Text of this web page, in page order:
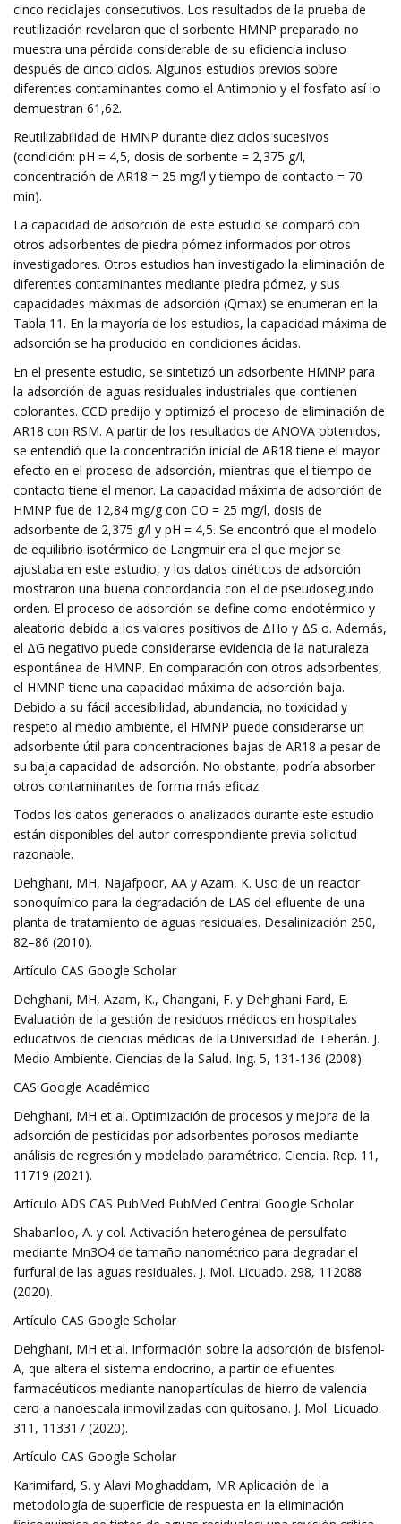
cinco reciclajes consecutivos. Los resultados de la prueba de
reutilización revelaron que el sorbente HMNP preparado no
muestra una pérdida considerable de su eficiencia incluso
después de cinco ciclos. Algunos estudios previos sobre
diferentes contaminantes como el Antimonio y el fosfato así lo
demuestran 61,62.
Reutilizabilidad de HMNP durante diez ciclos sucesivos
(condición: pH = 4,5, dosis de sorbente = 2,375 g/l,
concentración de AR18 = 25 mg/l y tiempo de contacto = 70
min).
La capacidad de adsorción de este estudio se comparó con
otros adsorbentes de piedra pómez informados por otros
investigadores. Otros estudios han investigado la eliminación de
diferentes contaminantes mediante piedra pómez, y sus
capacidades máximas de adsorción (Qmax) se enumeran en la
Tabla 11. En la mayoría de los estudios, la capacidad máxima de
adsorción se ha producido en condiciones ácidas.
En el presente estudio, se sintetizó un adsorbente HMNP para
la adsorción de aguas residuales industriales que contienen
colorantes. CCD predijo y optimizó el proceso de eliminación de
AR18 con RSM. A partir de los resultados de ANOVA obtenidos,
se entendió que la concentración inicial de AR18 tiene el mayor
efecto en el proceso de adsorción, mientras que el tiempo de
contacto tiene el menor. La capacidad máxima de adsorción de
HMNP fue de 12,84 mg/g con CO = 25 mg/l, dosis de
adsorbente de 2,375 g/l y pH = 4,5. Se encontró que el modelo
de equilibrio isotérmico de Langmuir era el que mejor se
ajustaba en este estudio, y los datos cinéticos de adsorción
mostraron una buena concordancia con el de pseudosegundo
orden. El proceso de adsorción se define como endotérmico y
aleatorio debido a los valores positivos de ΔHo y ΔS o. Además,
el ΔG negativo puede considerarse evidencia de la naturaleza
espontánea de HMNP. En comparación con otros adsorbentes,
el HMNP tiene una capacidad máxima de adsorción baja.
Debido a su fácil accesibilidad, abundancia, no toxicidad y
respeto al medio ambiente, el HMNP puede considerarse un
adsorbente útil para concentraciones bajas de AR18 a pesar de
su baja capacidad de adsorción. No obstante, podría absorber
otros contaminantes de forma más eficaz.
Todos los datos generados o analizados durante este estudio
están disponibles del autor correspondiente previa solicitud
razonable.
Dehghani, MH, Najafpoor, AA y Azam, K. Uso de un reactor
sonoquímico para la degradación de LAS del efluente de una
planta de tratamiento de aguas residuales. Desalinización 250,
82–86 (2010).
Artículo CAS Google Scholar
Dehghani, MH, Azam, K., Changani, F. y Dehghani Fard, E.
Evaluación de la gestión de residuos médicos en hospitales
educativos de ciencias médicas de la Universidad de Teherán. J.
Medio Ambiente. Ciencias de la Salud. Ing. 5, 131-136 (2008).
CAS Google Académico
Dehghani, MH et al. Optimización de procesos y mejora de la
adsorción de pesticidas por adsorbentes porosos mediante
análisis de regresión y modelado paramétrico. Ciencia. Rep. 11,
11719 (2021).
Artículo ADS CAS PubMed PubMed Central Google Scholar
Shabanloo, A. y col. Activación heterogénea de persulfato
mediante Mn3O4 de tamaño nanométrico para degradar el
furfural de las aguas residuales. J. Mol. Licuado. 298, 112088
(2020).
Artículo CAS Google Scholar
Dehghani, MH et al. Información sobre la adsorción de bisfenol-
A, que altera el sistema endocrino, a partir de efluentes
farmacéuticos mediante nanopartículas de hierro de valencia
cero a nanoescala inmovilizadas con quitosano. J. Mol. Licuado.
311, 113317 (2020).
Artículo CAS Google Scholar
Karimifard, S. y Alavi Moghaddam, MR Aplicación de la
metodología de superficie de respuesta en la eliminación